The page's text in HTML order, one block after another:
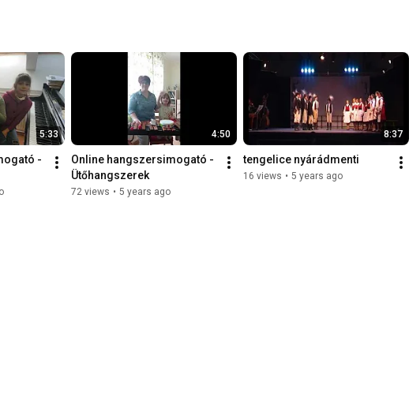
5:33
-
4:50
Online hangszersimogató -
Ütőhangszerek
72 views • 5 years ago
8:37
tengelice nyárádmenti
16 views • 5 years ago